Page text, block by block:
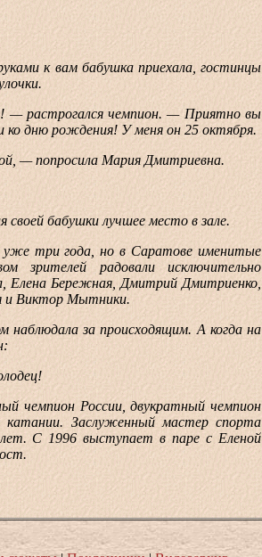
к вам бабушка приехала, гостинцы
растрогался чемпион. — Приятно вы
ко дню рождения! У меня он 25 октября.
— попросила Мария Дмитриевна.
бабушки лучшее место в зале.
три года, но в Саратове именитые
зрителей радовали исключительно
Елена Бережная, Дмитрий Дмитриенко,
и Виктор Мытники.
за происходящим. А когда на
России, двукратный чемпион
Заслуженный мастер спорта
С 1996 выступает в паре с Еленой